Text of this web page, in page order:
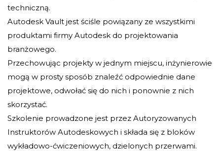
techniczną.
Autodesk Vault jest ściśle powiązany ze wszystkimi
produktami firmy Autodesk do projektowania
branżowego.
Przechowując projekty w jednym miejscu, inżynierowie
mogą w prosty sposób znaleźć odpowiednie dane
projektowe, odwołać się do nich i ponownie z nich
skorzystać.
Szkolenie prowadzone jest przez Autoryzowanych
Instruktorów Autodeskowych i składa się z bloków
wykładowo-ćwiczeniowych, dzielonych przerwami.